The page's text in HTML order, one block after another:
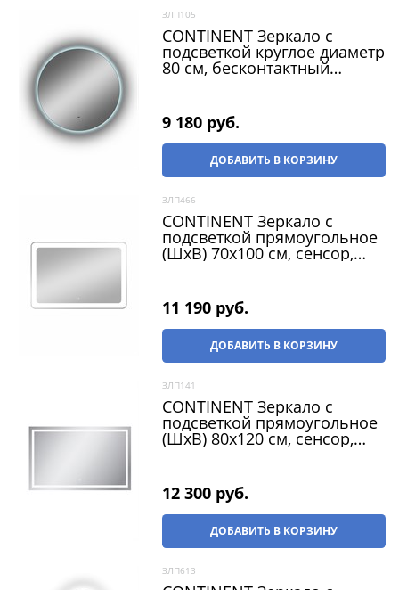
ЗЛП105
CONTINENT Зеркало с
подсветкой круглое диаметр
80 см, бесконтактный
9 180 руб.
ДОБАВИТЬ В КОРЗИНУ
ЗЛП466
CONTINENT Зеркало с
подсветкой прямоугольное
(ШxВ) 70x100 см, сенсор,
11 190 руб.
ДОБАВИТЬ В КОРЗИНУ
ЗЛП141
CONTINENT Зеркало с
подсветкой прямоугольное
(ШxВ) 80x120 см, сенсор,
12 300 руб.
ДОБАВИТЬ В КОРЗИНУ
ЗЛП613